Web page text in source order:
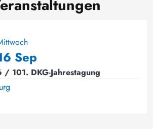
Sep
101. DKG-Jahrestagung